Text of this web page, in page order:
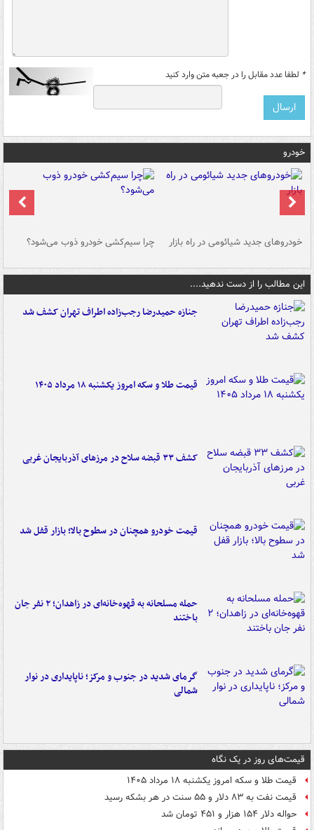
* لطفا عدد مقابل را در جعبه متن وارد کنید
خودرو
خودروهای جدید شیائومی در راه بازار چرا سیم‌کشی خودرو ذوب می‌شود؟
این مطالب را از دست ندهید....
جنازه حمیدرضا رجب‌زاده اطراف تهران کشف شد
قیمت طلا و سکه امروز یکشنبه ۱۸ مرداد ۱۴۰۵
کشف ۳۳ قبضه سلاح در مرزهای آذربایجان غربی
قیمت خودرو همچنان در سطوح بالا؛ بازار قفل شد
حمله مسلحانه به قهوه‌خانه‌ای در زاهدان؛ ۲ نفر جان
باختند
گرمای شدید در جنوب و مرکز؛ ناپایداری در نوار
شمالی
قیمت‌های روز در یک نگاه
قیمت طلا و سکه امروز یکشنبه ۱۸ مرداد ۱۴۰۵
قیمت نفت به ۸۳ دلار و ۵۵ سنت در هر بشکه رسید
حواله دلار ۱۵۴ هزار و ۴۵۱ تومان شد